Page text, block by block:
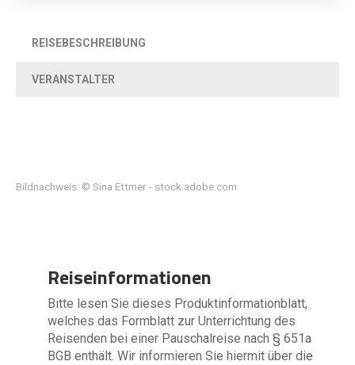
REISEBESCHREIBUNG
VERANSTALTER
Bildnachweis: © Sina Ettmer - stock.adobe.com
Reiseinformationen
Bitte lesen Sie dieses Produktinformationblatt,
welches das Formblatt zur Unterrichtung des
Reisenden bei einer Pauschalreise nach § 651a
BGB enthält. Wir informieren Sie hiermit über die